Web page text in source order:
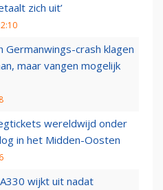
zich uit’
Germanwings-crash klagen
maar vangen mogelijk
wereldwijd onder
in het Midden-Oosten
wijkt uit nadat